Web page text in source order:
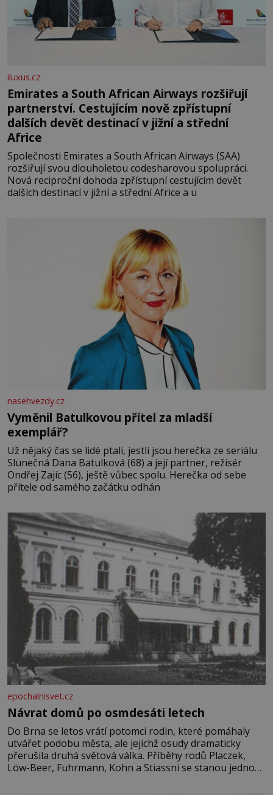
iluxus.cz
Emirates a South African Airways rozšiřují
partnerství. Cestujícím nově zpřístupní
dalších devět destinací v jižní a střední
Africe
Společnosti Emirates a South African Airways (SAA)
rozšiřují svou dlouholetou codesharovou spolupráci.
Nová reciproční dohoda zpřístupní cestujícím devět
dalších destinací v jižní a střední Africe a u
nasehvezdy.cz
Vyměnil Batulkovou přítel za mladší
exemplář?
Už nějaký čas se lidé ptali, jestli jsou herečka ze seriálu
Slunečná Dana Batulková (68) a její partner, režisér
Ondřej Zajíc (56), ještě vůbec spolu. Herečka od sebe
přítele od samého začátku odhán
epochalnisvet.cz
Návrat domů po osmdesáti letech
Do Brna se letos vrátí potomci rodin, které pomáhaly
utvářet podobu města, ale jejichž osudy dramaticky
přerušila druhá světová válka. Příběhy rodů Placzek,
Löw-Beer, Fuhrmann, Kohn a Stiassni se stanou jednou